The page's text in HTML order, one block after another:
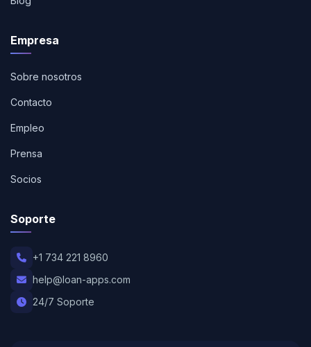
Empresa
Sobre nosotros
Contacto
Empleo
Prensa
Socios
Soporte
+1 734 221 8960
help@loan-apps.com
24/7 Soporte